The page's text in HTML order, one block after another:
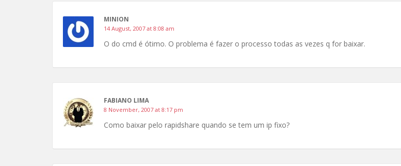
MINION
14 August, 2007 at 8:08 am
O do cmd é ótimo. O problema é fazer o processo todas as vezes q for baixar.
FABIANO LIMA
8 November, 2007 at 8:17 pm
Como baixar pelo rapidshare quando se tem um ip fixo?